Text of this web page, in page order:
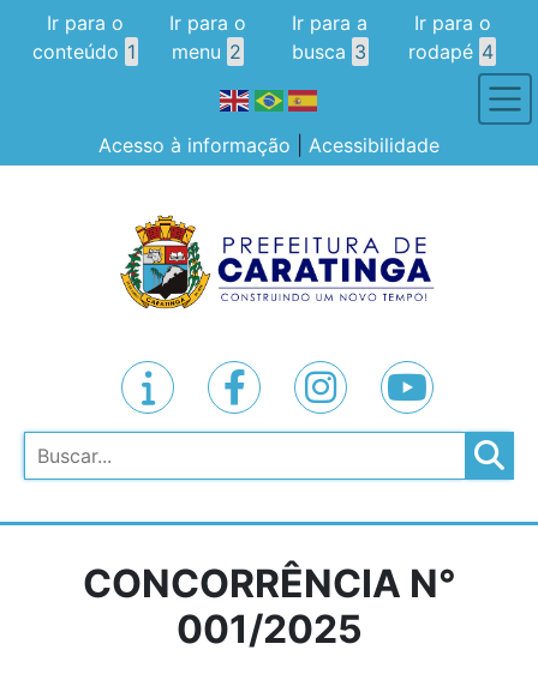
Ir para o
conteúdo 1
Ir para o
menu 2
Ir para a
busca 3
Ir para o
rodapé 4
Acesso à informação Acessibilidade
Pesquisar
CONCORRÊNCIA N°
001/2025